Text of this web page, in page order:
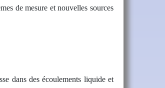
de mesure et nouvelles sources
dans des écoulements liquide et